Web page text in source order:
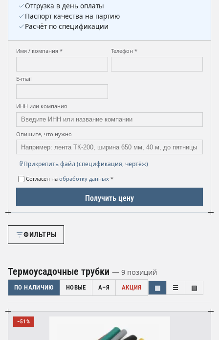
Отгрузка в день оплаты
Паспорт качества на партию
Расчёт по спецификации
Имя / компания * Телефон *
E-mail
ИНН или компания
Опишите, что нужно
Прикрепить файл (спецификация, чертёж)
Согласен на обработку данных *
Получить цену
ФИЛЬТРЫ
Термоусадочные трубки — 9 позиций
ПО НАЛИЧИЮ НОВЫЕ А–Я АКЦИЯ ▦ ☰ ▤
−51%